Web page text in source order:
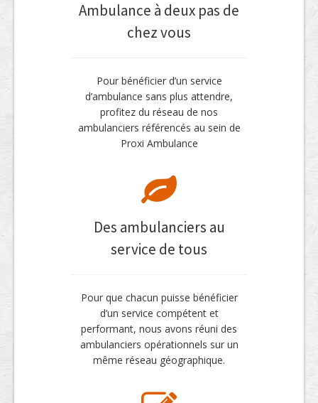
Ambulance à deux pas de
chez vous
Pour bénéficier d’un service
d’ambulance sans plus attendre,
profitez du réseau de nos
ambulanciers référencés au sein de
Proxi Ambulance
Des ambulanciers au
service de tous
Pour que chacun puisse bénéficier
d’un service compétent et
performant, nous avons réuni des
ambulanciers opérationnels sur un
même réseau géographique.